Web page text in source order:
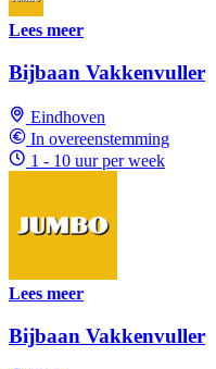
Lees meer
Bijbaan Vakkenvuller
Eindhoven
In overeenstemming
1 - 10 uur per week
Lees meer
Bijbaan Vakkenvuller